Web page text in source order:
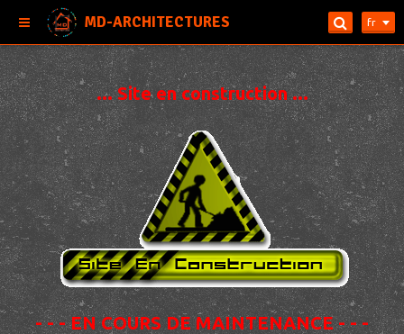
... Site en construction ...
- - - EN COURS DE MAINTENANCE - - -
MD-ARCHITECTURES fr